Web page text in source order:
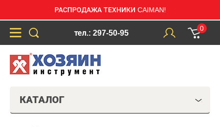
РАСПРОДАЖА ТЕХНИКИ CAIMAN!
тел.: 297-50-95
0
КАТАЛОГ